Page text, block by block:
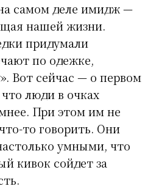
самом деле имидж —
нашей жизни.
придумали
по одежке,
Вот сейчас — о первом
люди в очках
При этом им не
то говорить. Они
умными, что
кивок сойдет за